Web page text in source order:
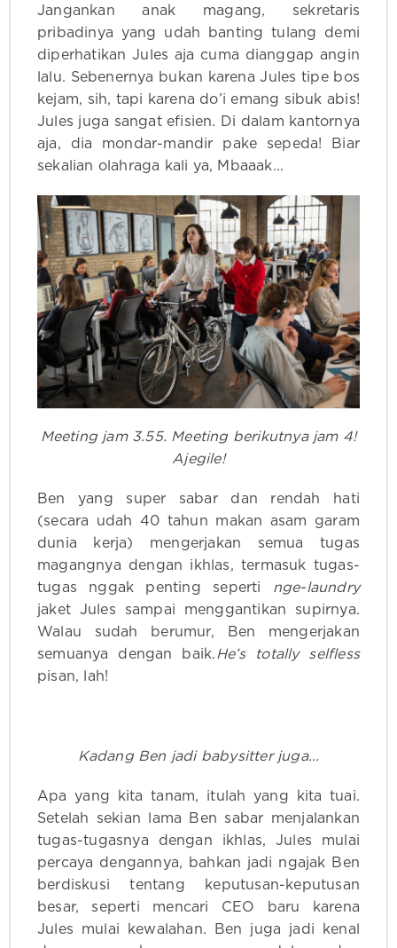
Jangankan anak magang, sekretaris
pribadinya yang udah banting tulang demi
diperhatikan Jules aja cuma dianggap angin
lalu. Sebenernya bukan karena Jules tipe bos
kejam, sih, tapi karena do’i emang sibuk abis!
Jules juga sangat efisien. Di dalam kantornya
aja, dia mondar-mandir pake sepeda! Biar
sekalian olahraga kali ya, Mbaaak...
Meeting jam 3.55. Meeting berikutnya jam 4!
Ajegile!
Ben yang super sabar dan rendah hati
(secara udah 40 tahun makan asam garam
dunia kerja) mengerjakan semua tugas
magangnya dengan ikhlas, termasuk tugas-
tugas nggak penting seperti nge-laundry
jaket Jules sampai menggantikan supirnya.
Walau sudah berumur, Ben mengerjakan
semuanya dengan baik. He’s totally selfless
pisan, lah!
Kadang Ben jadi babysitter juga...
Apa yang kita tanam, itulah yang kita tuai.
Setelah sekian lama Ben sabar menjalankan
tugas-tugasnya dengan ikhlas, Jules mulai
percaya dengannya, bahkan jadi ngajak Ben
berdiskusi tentang keputusan-keputusan
besar, seperti mencari CEO baru karena
Jules mulai kewalahan. Ben juga jadi kenal